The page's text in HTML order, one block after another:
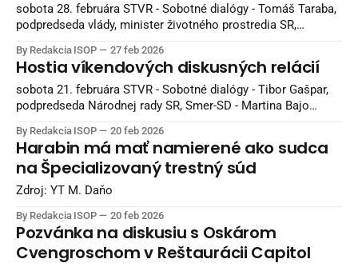
195 km2
sobota 28. februára STVR - Sobotné dialógy - Tomáš Taraba,
podpredseda vlády, minister životného prostredia SR,
poslanec Národnej rady SR, podpredseda strany Sloboda a
Solidarita nedeľa 1. marca 10.00 JOJ 24 - Politika 24 - Andrej
Danko, podpredseda NR SR, predseda SNS 11.00 TA3 - V
politike
By Redakcia ISOP 27 feb 2026
Hostia víkendových diskusných relácií
sobota 21. februára STVR - Sobotné dialógy - Tibor Gašpar,
podpredseda Národnej rady SR, Smer-SD - Martina Bajo
JOJ 24 - Politika 24 - Milan Uhrík, poslanec Európskeho
parlamentu, hnutie Republika 11.00 TA3 - V politike - Tomáš
Drucker, minister školstva, výskumu, vývoja a mládeže
By Redakcia ISOP 20 feb 2026
Harabin má mať namierené ako sudca
na Špecializovaný trestný súd
Zdroj: YT M. Daňo
By Redakcia ISOP 20 feb 2026
Pozvánka na diskusiu s Oskárom
Cvengroschom v Reštaurácii Capitol